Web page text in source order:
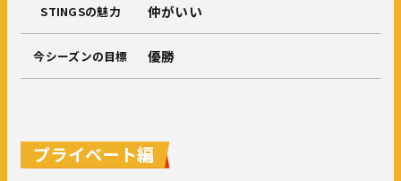
STINGSの魅力 仲がいい
今シーズンの目標 優勝
プライベート編